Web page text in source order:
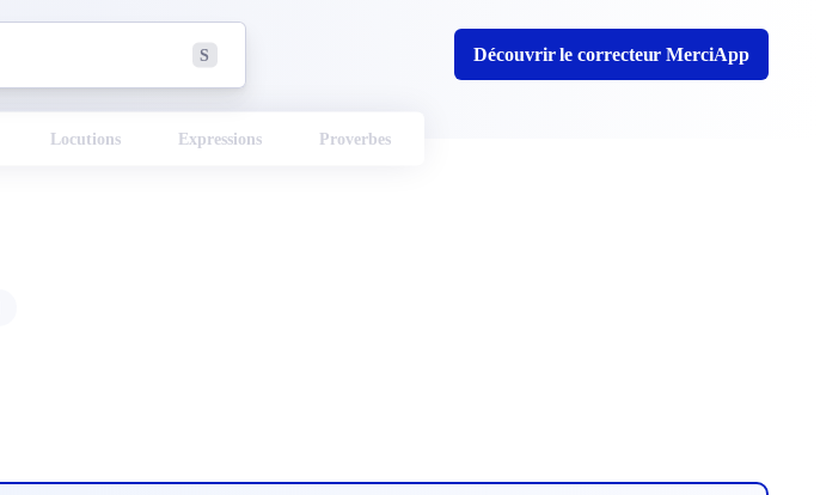
S Découvrir le correcteur MerciApp
Locutions Expressions Proverbes